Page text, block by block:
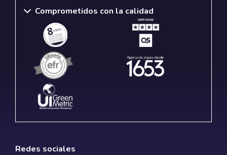
Comprometidos con la calidad
Redes sociales